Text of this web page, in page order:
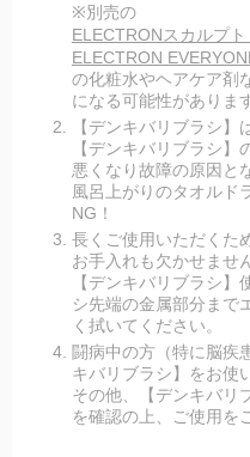
※別売の
ELECTRONスカルプト
ELECTRON
の化粧水やヘアケア剤
になる可能性がありま
【デンキバリブラシ】
【デンキバリブラシ
悪くなり故障の原因と
風呂上がりのタオルド
NG！
長くご使用いただくた
お手入れも欠かせませ
【デンキバリブラシ
シ先端の金属部分まで
く拭いてください。
闘病中の方（特に脳疾
キバリブラシ】をお使
その他、【デンキバリ
を確認の上、ご使用を